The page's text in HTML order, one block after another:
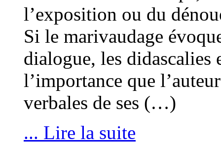
l’exposition ou du
Si le marivaudage
dialogue, les didascalies
l’importance que
verbales de ses (…)
... Lire la suite